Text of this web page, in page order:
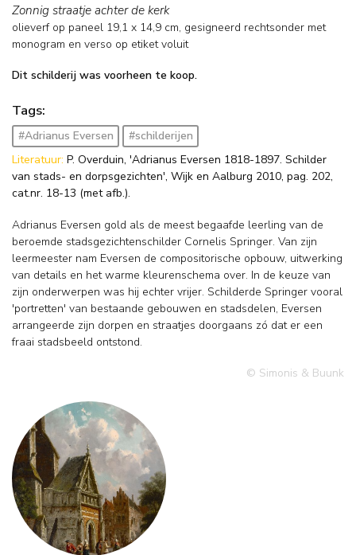
Zonnig straatje achter de kerk
olieverf op paneel 19,1 x 14,9 cm, gesigneerd rechtsonder met
monogram en verso op etiket voluit
Dit schilderij was voorheen te koop.
Tags:
#Adrianus Eversen
#schilderijen
Literatuur: P. Overduin, 'Adrianus Eversen 1818-1897. Schilder
van stads- en dorpsgezichten', Wijk en Aalburg 2010, pag. 202,
cat.nr. 18-13 (met afb.).
Adrianus Eversen gold als de meest begaafde leerling van de
beroemde stadsgezichtenschilder Cornelis Springer. Van zijn
leermeester nam Eversen de compositorische opbouw, uitwerking
van details en het warme kleurenschema over. In de keuze van
zijn onderwerpen was hij echter vrijer. Schilderde Springer vooral
'portretten' van bestaande gebouwen en stadsdelen, Eversen
arrangeerde zijn dorpen en straatjes doorgaans zó dat er een
fraai stadsbeeld ontstond.
© Simonis & Buunk